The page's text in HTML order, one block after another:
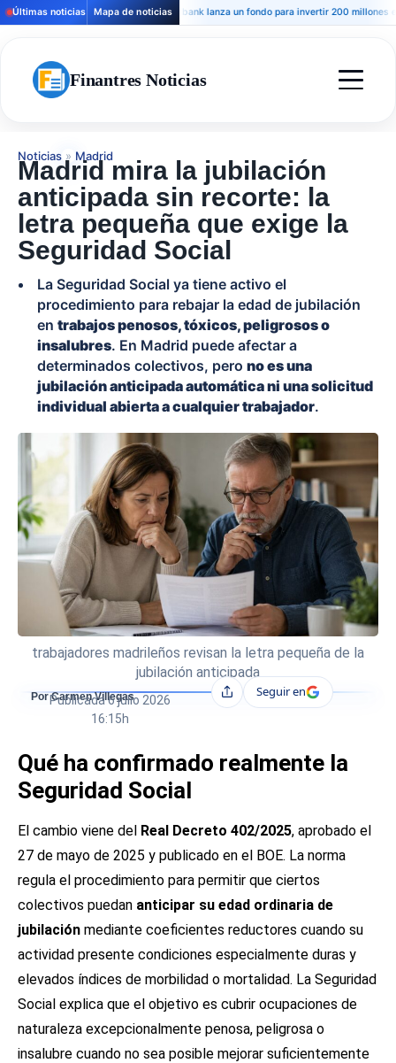
Últimas noticias Mapa de noticiasAndbank lanza un fondo para invertir 200 millones en
Finantres Noticias
Noticias » Madrid
Madrid mira la jubilación
anticipada sin recorte: la
letra pequeña que exige la
Seguridad Social
La Seguridad Social ya tiene activo el
procedimiento para rebajar la edad de jubilación
en trabajos penosos, tóxicos, peligrosos o
insalubres. En Madrid puede afectar a
determinados colectivos, pero no es una
jubilación anticipada automática ni una solicitud
individual abierta a cualquier trabajador.
trabajadores madrileños revisan la letra pequeña de la
jubilación anticipada
Por Carmen Villegas
Publicada6 julio 2026
16:15h
CompartirSeguir en
Qué ha confirmado realmente la
Seguridad Social
El cambio viene del Real Decreto 402/2025, aprobado el
27 de mayo de 2025 y publicado en el BOE. La norma
regula el procedimiento para permitir que ciertos
colectivos puedan anticipar su edad ordinaria de
jubilación mediante coeficientes reductores cuando su
actividad presente condiciones especialmente duras y
elevados índices de morbilidad o mortalidad. La Seguridad
Social explica que el objetivo es cubrir ocupaciones de
naturaleza excepcionalmente penosa, peligrosa o
insalubre cuando no sea posible mejorar suficientemente